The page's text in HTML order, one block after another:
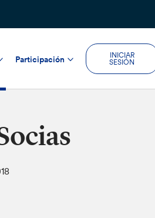
Participación
INICIAR
SESIÓN